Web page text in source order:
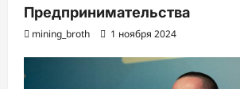
Предпринимательства
mining_broth 1 ноября 2024